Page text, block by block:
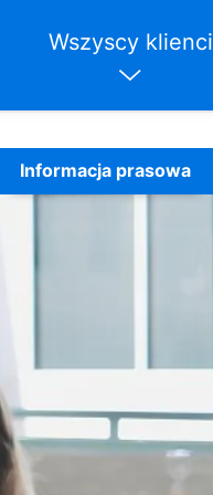
Wszyscy klienci
Informacja prasowa